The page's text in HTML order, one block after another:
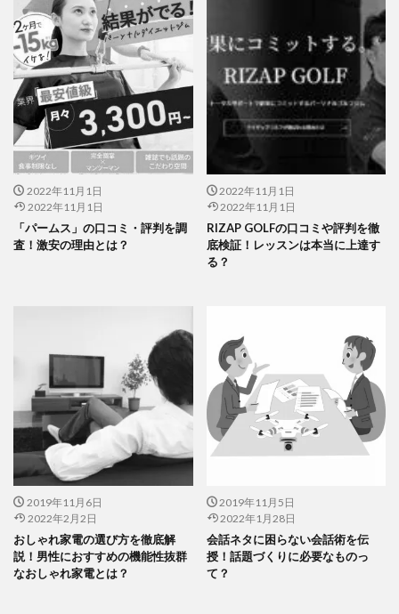
2022年11月1日
2022年11月1日
「パームス」の口コミ・評判を調
査！激安の理由とは？
2022年11月1日
2022年11月1日
RIZAP GOLFの口コミや評判を徹
底検証！レッスンは本当に上達す
る？
2019年11月6日
2022年2月2日
おしゃれ家電の選び方を徹底解
説！男性におすすめの機能性抜群
なおしゃれ家電とは？
2019年11月5日
2022年1月28日
会話ネタに困らない会話術を伝
授！話題づくりに必要なものっ
て？